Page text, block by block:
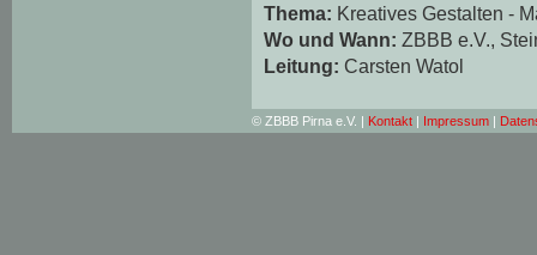
Thema: Kreatives Gestalten -
Wo und Wann: ZBBB e.V.,
Leitung: Carsten Watol
© ZBBB Pirna e.V. | Kontakt | Impressum |